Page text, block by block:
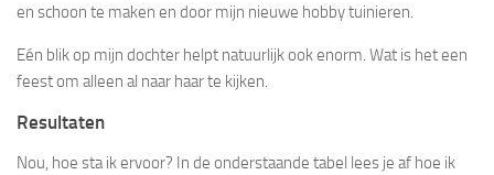
en schoon te maken en door mijn nieuwe hobby tuinieren.
Eén blik op mijn dochter helpt natuurlijk ook enorm. Wat is het een
feest om alleen al naar haar te kijken.
Resultaten
Nou, hoe sta ik ervoor? In de onderstaande tabel lees je af hoe ik